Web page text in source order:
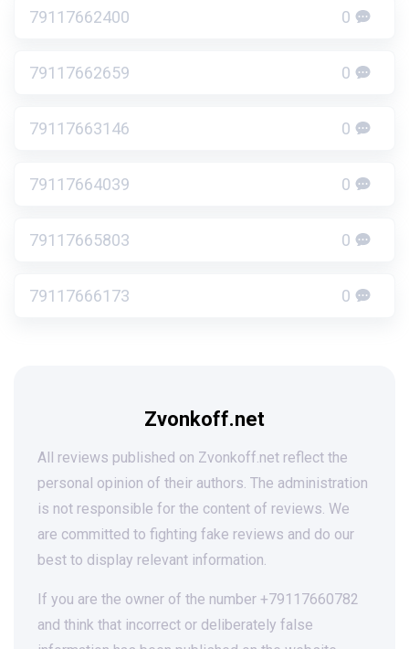
79117662400 0
79117662659 0
79117663146 0
79117664039 0
79117665803 0
79117666173 0
Zvonkoff.net
All reviews published on Zvonkoff.net reflect the
personal opinion of their authors. The administration
is not responsible for the content of reviews. We
are committed to fighting fake reviews and do our
best to display relevant information.
If you are the owner of the number +79117660782
and think that incorrect or deliberately false